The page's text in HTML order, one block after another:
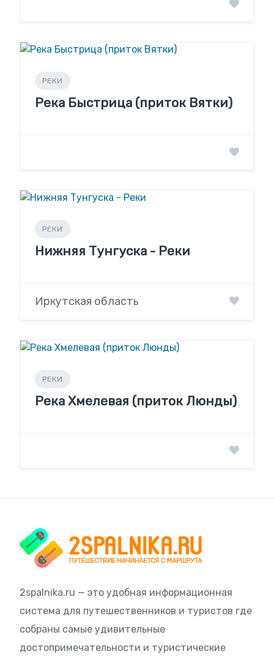
РЕКИ
Река Быстрица (приток Вятки)
РЕКИ
Нижняя Тунгуска - Реки
Иркутская область
РЕКИ
Река Хмелевая (приток Люнды)
2spalnika.ru — это удобная информационная
система для путешественников и туристов где
собраны самые удивительные
достопримечательности и туристические